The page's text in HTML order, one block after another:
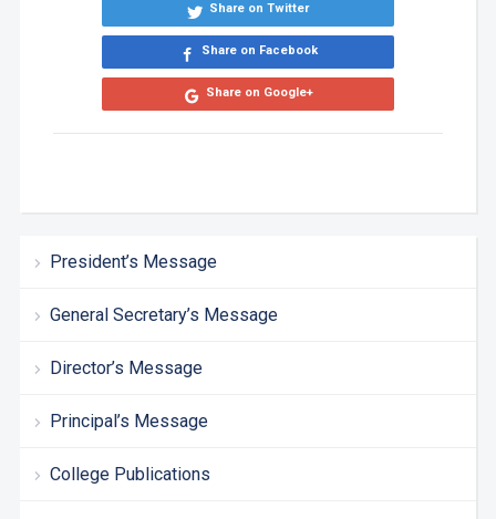
President’s Message
General Secretary’s Message
Director’s Message
Principal’s Message
College Publications
Share on Twitter
Share on Facebook
Share on Google+